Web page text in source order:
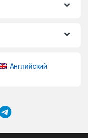
Английский